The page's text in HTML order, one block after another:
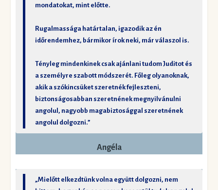
mondatokat, mint előtte.
Rugalmassága határtalan, igazodik az én
időrendemhez, bármikor írok neki, már válaszol is.
Tényleg mindenkinek csak ajánlani tudom Juditot és
a személyre szabott módszerét. Főleg olyanoknak,
akik a szókincsüket szeretnék fejleszteni,
biztonságosabban szeretnének megnyilvánulni
angolul, nagyobb magabiztosággal szeretnének
angolul dolgozni.”
Angéla
„Mielőtt elkezdtünk volna együtt dolgozni, nem